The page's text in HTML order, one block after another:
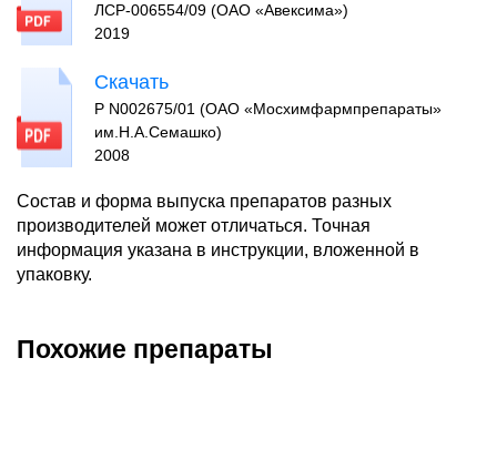
ЛСР-006554/09 (ОАО «Авексима»)
2019
Скачать
Р N002675/01 (ОАО «Мосхимфармпрепараты»
им.Н.А.Семашко)
2008
Состав и форма выпуска препаратов разных
производителей может отличаться. Точная
информация указана в инструкции, вложенной в
упаковку.
Похожие препараты